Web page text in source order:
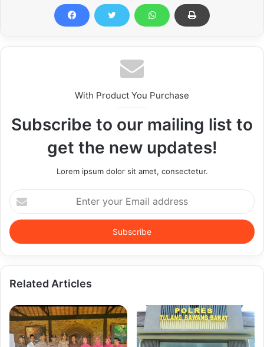
With Product You Purchase
Subscribe to our mailing list to
get the new updates!
Lorem ipsum dolor sit amet, consectetur.
Enter
your
Email
address
Related Articles